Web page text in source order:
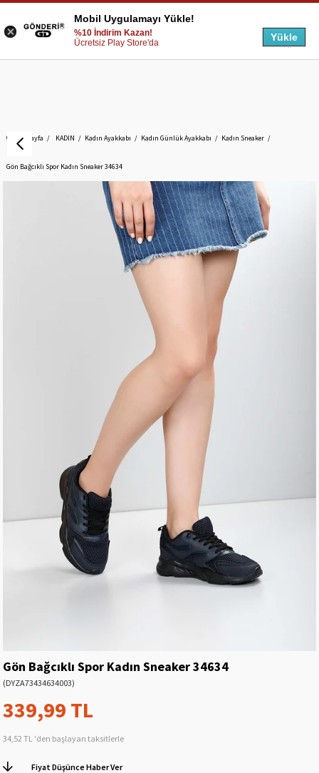
Anasayfa KADIN Kadın Ayakkabı Kadın Günlük Ayakkabı Kadın Sneaker
Gön Bağcıklı Spor Kadın Sneaker 34634
Gön Bağcıklı Spor Kadın Sneaker 34634
(DYZA73434634003)
339,99 TL
34,52 TL 'den başlayan taksitlerle
Fiyat Düşünce Haber Ver
Mobil Uygulamayı Yükle!
%10 İndirim Kazan!
Ücretsiz Play Store'da
Yükle